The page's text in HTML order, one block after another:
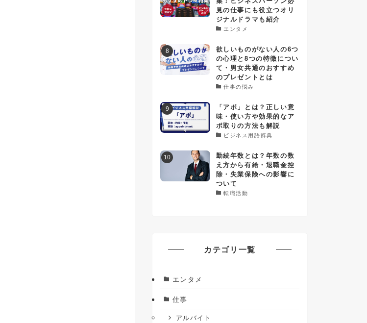
見の仕事にも役立つオリ
ジナルドラマも紹介
エンタメ
欲しいものがない人の6つ
の心理と8つの特徴につい
て・男女共通のおすすめ
のプレゼントとは
仕事の悩み
「アポ」とは？正しい意
味・使い方や効果的なア
ポ取りの方法も解説
ビジネス用語辞典
勤続年数とは？年数の数
え方から有給・退職金控
除・失業保険への影響に
ついて
転職活動
カテゴリ一覧
エンタメ
仕事
アルバイト